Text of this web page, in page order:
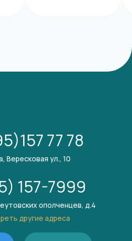
другие адреса
ополченцев, д.4
157-7999
Вересковая ул., 10
77 78